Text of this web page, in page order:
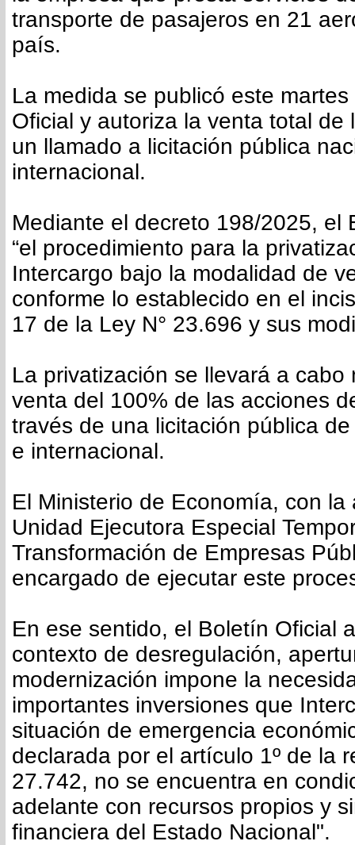
transporte de pasajeros en 21
país.
La medida se publicó este
Oficial y autoriza la venta total de
un llamado a licitación pública
internacional.
Mediante el decreto 198/2025, el
“el procedimiento para la
Intercargo bajo la modalidad de
conforme lo establecido en el
17 de la Ley N° 23.696 y sus
La privatización se llevará a cabo
venta del 100% de las acciones
través de una licitación pública
e internacional.
El Ministerio de Economía, con la
Unidad Ejecutora Especial
Transformación de Empresas
encargado de ejecutar este
En ese sentido, el Boletín Oficial
contexto de desregulación,
modernización impone la
importantes inversiones que
situación de emergencia
declarada por el artículo 1º de la
27.742, no se encuentra en
adelante con recursos propios y
financiera del Estado Nacional".